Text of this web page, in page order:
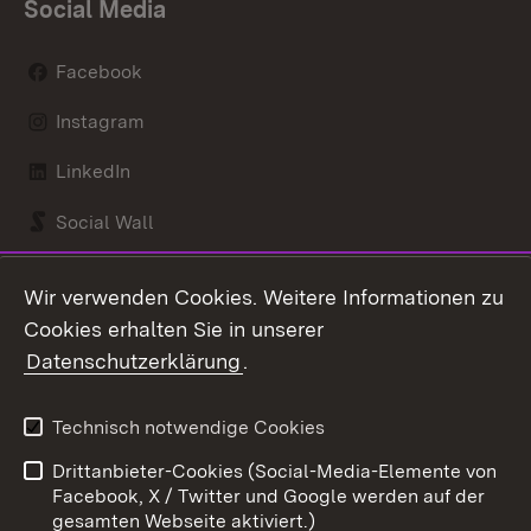
Social Media
Facebook
Instagram
LinkedIn
Social Wall
Kontakt
Barrierefreiheit
Impressum
Cookies
Wir verwenden Cookies. Weitere Informationen zu
Cookies erhalten Sie in unserer
Datenschutzerklärung.
Technisch notwendige Cookies
Drittanbieter-Cookies (Social-Media-Elemente von
Facebook, X / Twitter und Google werden auf der
gesamten Webseite aktiviert.)